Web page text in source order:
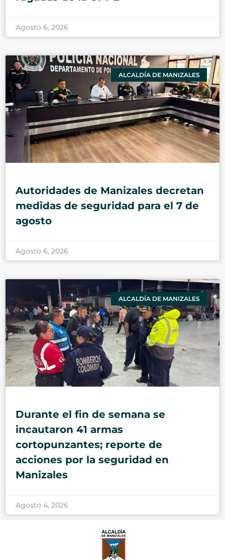
Agosto 6, 2026
ALCALDÍA DE MANIZALES
Autoridades de Manizales decretan
medidas de seguridad para el 7 de
agosto
Agosto 6, 2026
ALCALDÍA DE MANIZALES
Durante el fin de semana se
incautaron 41 armas
cortopunzantes; reporte de
acciones por la seguridad en
Manizales
Agosto 4, 2026